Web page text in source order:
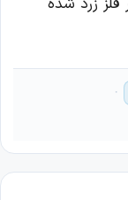
فلز زرد شده